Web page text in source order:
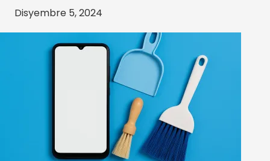
Disyembre 5, 2024